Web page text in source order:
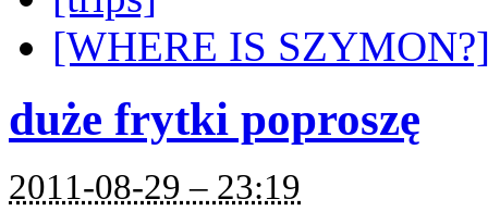
[WHERE IS
duże frytki poproszę
2011-08-29 – 23:19